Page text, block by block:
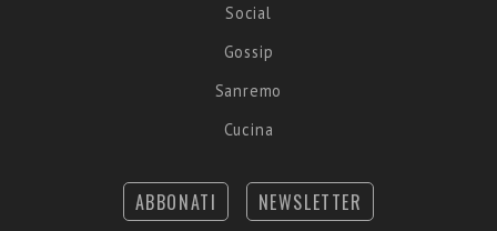
Social
Gossip
Sanremo
Cucina
ABBONATI NEWSLETTER